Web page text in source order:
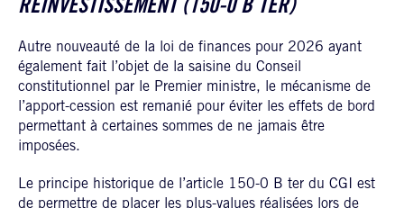
RÉINVESTISSEMENT (150-0 B TER)
Autre nouveauté de la loi de finances pour 2026 ayant
également fait l’objet de la saisine du Conseil
constitutionnel par le Premier ministre, le mécanisme de
l’apport-cession est remanié pour éviter les effets de bord
permettant à certaines sommes de ne jamais être
imposées.
Le principe historique de l’article 150-0 B ter du CGI est
de permettre de placer les plus-values réalisées lors de